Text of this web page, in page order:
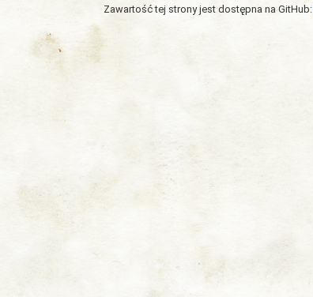
Zawartość tej strony jest dostępna na GitHub: